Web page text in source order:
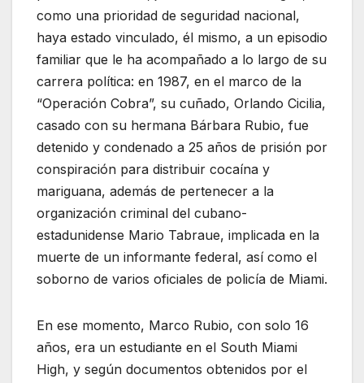
como una prioridad de seguridad nacional,
haya estado vinculado, él mismo, a un episodio
familiar que le ha acompañado a lo largo de su
carrera política: en 1987, en el marco de la
“Operación Cobra”, su cuñado, Orlando Cicilia,
casado con su hermana Bárbara Rubio, fue
detenido y condenado a 25 años de prisión por
conspiración para distribuir cocaína y
mariguana, además de pertenecer a la
organización criminal del cubano-
estadunidense Mario Tabraue, implicada en la
muerte de un informante federal, así como el
soborno de varios oficiales de policía de Miami.
En ese momento, Marco Rubio, con solo 16
años, era un estudiante en el South Miami
High, y según documentos obtenidos por el